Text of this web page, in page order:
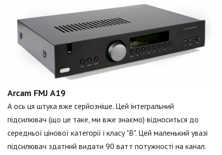
Arcam FMJ A19
А ось ця штука вже серйозніше. Цей інтегральний
підсилювач (що це таке, ми вже знаємо) відноситься до
середньої цінової категорії і класу "В". Цей маленький увазі
підсилювач здатний видати 90 ватт потужності на канал.